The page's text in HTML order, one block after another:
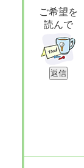
ご希望を
読んで